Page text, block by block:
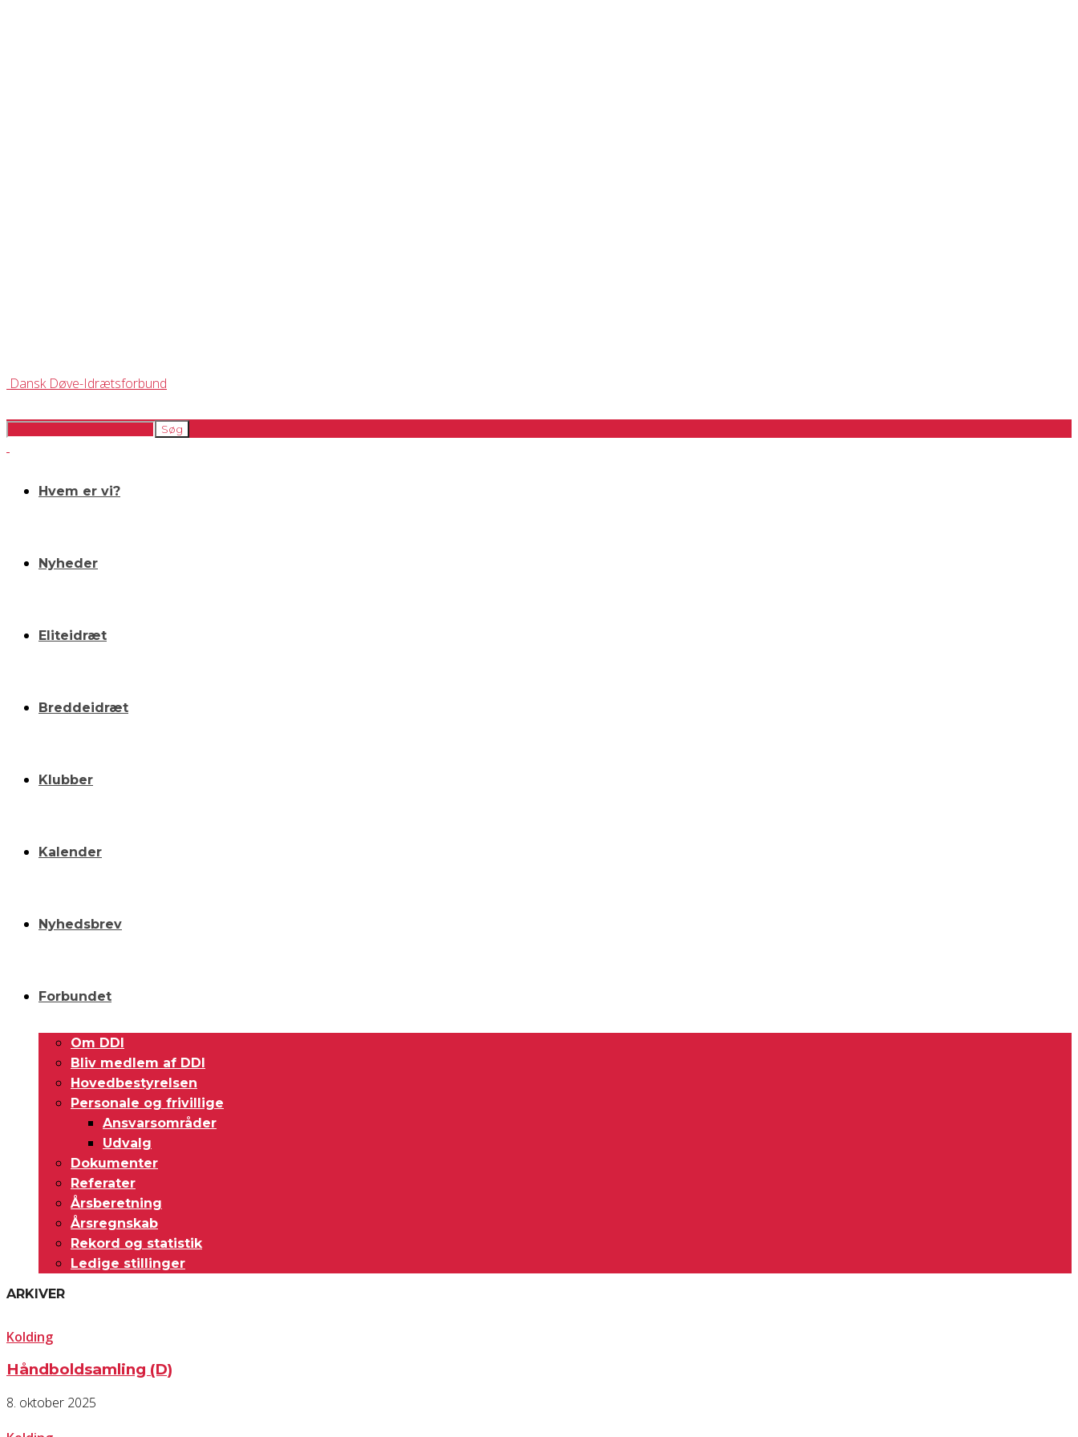
Dansk Døve-Idrætsforbund
Hvem er vi?
Nyheder
Eliteidræt
Breddeidræt
Klubber
Kalender
Nyhedsbrev
Forbundet
Om DDI
Bliv medlem af DDI
Hovedbestyrelsen
Personale og frivillige
Ansvarsområder
Udvalg
Dokumenter
Referater
Årsberetning
Årsregnskab
Rekord og statistik
Ledige stillinger
ARKIVER
Kolding
Håndboldsamling (D)
8. oktober 2025